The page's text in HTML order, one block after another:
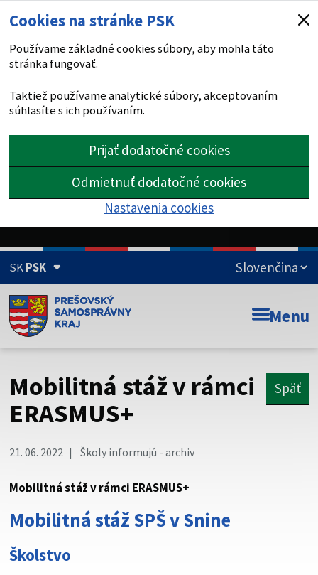
Cookies na stránke PSK
Používame základné cookies súbory, aby mohla táto
stránka fungovať.
Taktiež používame analytické súbory, akceptovaním
súhlasíte s ich používaním.
Prijať dodatočné cookies
Odmietnuť dodatočné cookies
Nastavenia cookies
SKPSK
Doména psk.sk je oficiálna
Toto je oficiálna webová stránka Prešovského
Táto stránka je zabezpečená
cez zabezpečenú webovú stránku. Zabezpečená stránka
vždy začína https:// pred názvom domény webového sídla.
Menu
Mobilitná stáž v rámci
ERASMUS+
Späť
21. 06. 2022 Školy informujú - archiv
Mobilitná stáž v rámci ERASMUS+
Mobilitná stáž SPŠ v Snine
Školstvo